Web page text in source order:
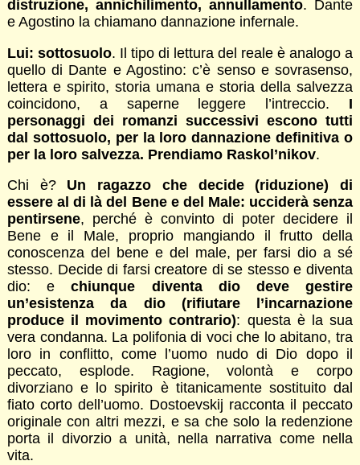
distruzione, annichilimento, annullamento. Dante
e Agostino la chiamano dannazione infernale.
Lui: sottosuolo. Il tipo di lettura del reale è analogo a
quello di Dante e Agostino: c’è senso e sovrasenso,
lettera e spirito, storia umana e storia della salvezza
coincidono, a saperne leggere l’intreccio. I
personaggi dei romanzi successivi escono tutti
dal sottosuolo, per la loro dannazione definitiva o
per la loro salvezza. Prendiamo Raskol’nikov.
Chi è? Un ragazzo che decide (riduzione) di
essere al di là del Bene e del Male: ucciderà senza
pentirsene, perché è convinto di poter decidere il
Bene e il Male, proprio mangiando il frutto della
conoscenza del bene e del male, per farsi dio a sé
stesso. Decide di farsi creatore di se stesso e diventa
dio: echiunque diventa dio deve gestire
un’esistenza da dio (rifiutare l’incarnazione
produce il movimento contrario): questa è la sua
vera condanna. La polifonia di voci che lo abitano, tra
loro in conflitto, come l’uomo nudo di Dio dopo il
peccato, esplode. Ragione, volontà e corpo
divorziano e lo spirito è titanicamente sostituito dal
fiato corto dell’uomo. Dostoevskij racconta il peccato
originale con altri mezzi, e sa che solo la redenzione
porta il divorzio a unità, nella narrativa come nella
vita.